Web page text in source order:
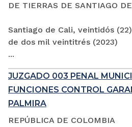
DE TIERRAS DE SANTIAGO
Santiago de Cali, veintidós
de dos mil veintitrés (2023)
...
JUZGADO 003 PENAL
FUNCIONES CONTROL
PALMIRA
REPÚBLICA DE COLOMBIA